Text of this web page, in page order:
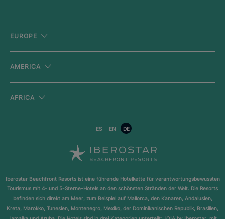
EUROPE
AMERICA
AFRICA
ES EN DE
Iberostar Beachfront Resorts ist eine führende Hotelkette für verantwortungsbewussten
Tourismus mit 4- und 5-Sterne-Hotels an den schönsten Stränden der Welt. Die Resorts
befinden sich direkt am Meer, zum Beispiel auf Mallorca, den Kanaren, Andalusien,
Kreta, Marokko, Tunesien, Montenegro, Mexiko, der Dominikanischen Republik, Brasilien,